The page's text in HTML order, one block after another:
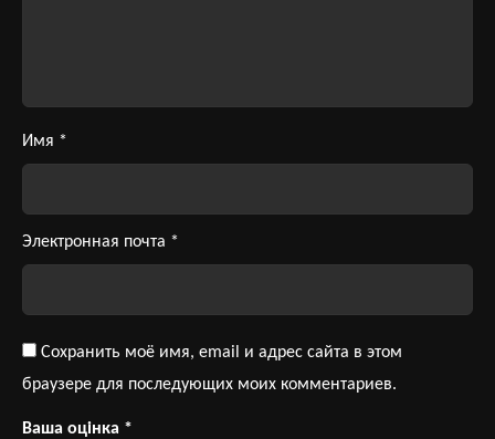
Имя *
Электронная почта *
Сохранить моё имя, email и адрес сайта в этом
браузере для последующих моих комментариев.
Ваша оцінка *